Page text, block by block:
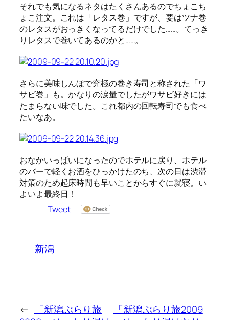
それでも気になるネタはたくさんあるのでちょこち
ょこ注文。これは「レタス巻」ですが、要はツナ巻
のレタスがおっきくなってるだけでした……。てっき
りレタスで巻いてあるのかと……。
さらに美味しんぼで究極の巻き寿司と称された「ワ
サビ巻」も。かなりの涙量でしたがワサビ好きには
たまらない味でした。これ都内の回転寿司でも食べ
たいなあ。
おなかいっぱいになったのでホテルに戻り、ホテル
のバーで軽くお酒をひっかけたのち、次の日は渋滞
対策のため起床時間も早いことからすぐに就寝。い
よいよ最終日！
Tweet
新潟
←
「新潟ぶらり旅
「新潟ぶらり旅2009